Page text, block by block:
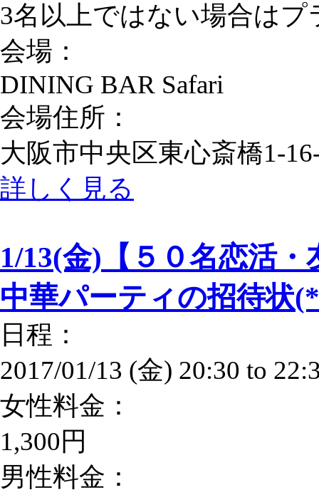
3名以上ではない場合はプ
会場：
DINING BAR Safari
会場住所：
大阪市中央区東心斎橋1-
詳しく見る
1/13(金)【５０名恋活
中華パーティの招待状
日程：
2017/01/13 (金) 20:30 to
女性料金：
1,300円
男性料金：